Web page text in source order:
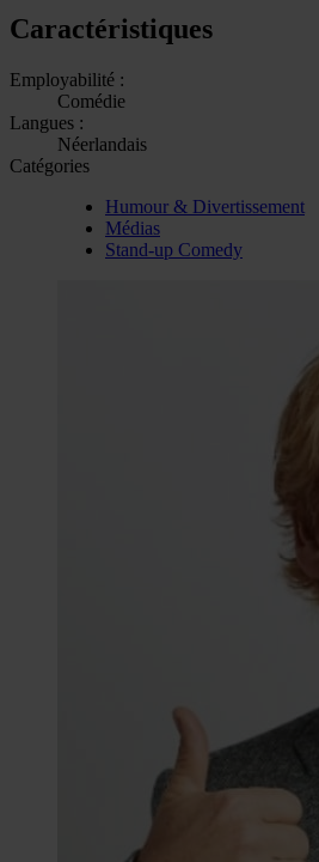
Caractéristiques
Employabilité :
Comédie
Langues :
Néerlandais
Catégories
Humour & Divertissement
Médias
Stand-up Comedy